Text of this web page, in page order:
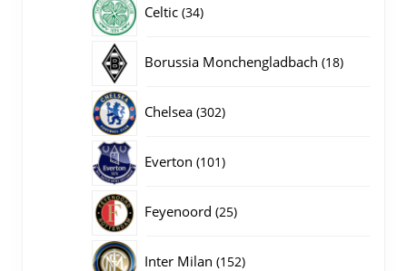
Celtic 3434
Borussia Monchengladbach 1818
Chelsea 302302
Everton 101101
Feyenoord 2525
Inter Milan 152152